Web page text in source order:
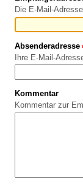
Die E-Mail-
Absenderadresse
Ihre E-Mail-
Kommentar
Kommentar zur